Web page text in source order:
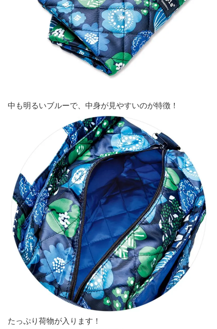
中も明るいブルーで、中身が見やすいのが特徴！
たっぷり荷物が入ります！